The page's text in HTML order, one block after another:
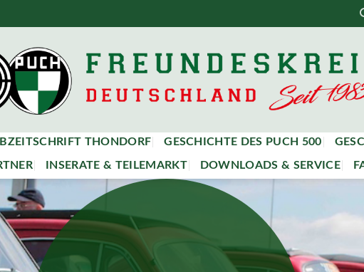
THONDORF GESCHICHTE DES PUCH 500
INSERATE & TEILEMARKT DOWNLOADS & SERVICE